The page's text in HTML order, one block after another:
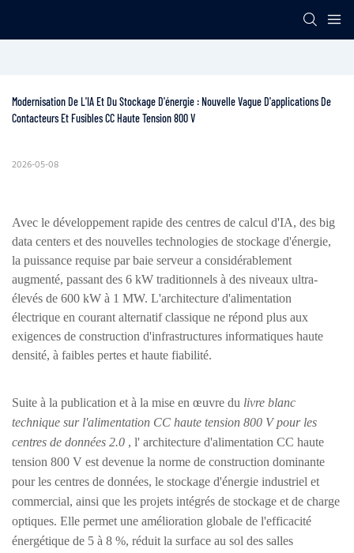
Modernisation De L'IA Et Du Stockage D'énergie : Nouvelle Vague D'applications De
Contacteurs Et Fusibles CC Haute Tension 800 V
2026-05-08
Avec le développement rapide des centres de calcul d'IA, des big
data centers et des nouvelles technologies de stockage d'énergie,
la puissance requise par baie serveur a considérablement
augmenté, passant des 6 kW traditionnels à des niveaux ultra-
élevés de 600 kW à 1 MW. L'architecture d'alimentation
électrique en courant alternatif classique ne répond plus aux
exigences de construction d'infrastructures informatiques haute
densité, à faibles pertes et haute fiabilité.
Suite à la publication et à la mise en œuvre du livre blanc
technique sur l'alimentation CC haute tension 800 V pour les
centres de données 2.0 , l' architecture d'alimentation CC haute
tension 800 V est devenue la norme de construction dominante
pour les centres de données, le stockage d'énergie industriel et
commercial, ainsi que les projets intégrés de stockage et de charge
optiques. Elle permet une amélioration globale de l'efficacité
énergétique de 5 à 8 %, réduit la surface au sol des salles